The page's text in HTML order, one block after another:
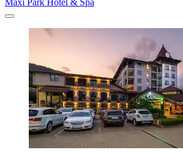
Maxi Park Hotel & Spa